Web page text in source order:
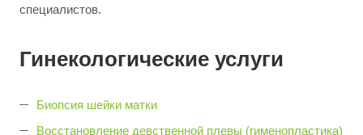
специалистов.
Гинекологические услуги
Биопсия шейки матки
Восстановление девственной плевы (гименопластика)